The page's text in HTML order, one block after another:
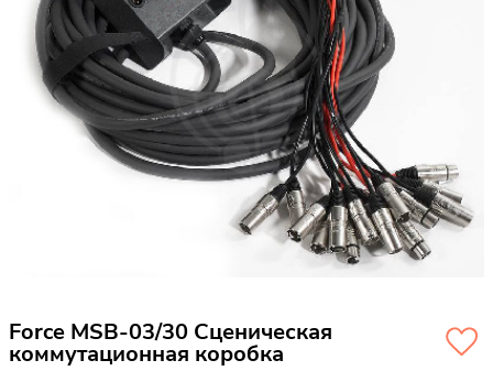
Force MSB-03/30 Сценическая
коммутационная коробка